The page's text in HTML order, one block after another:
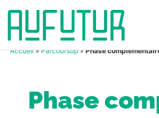
Accueil»Parcoursup»Phase
Phase